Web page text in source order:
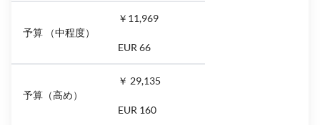
予算 （中程度）
￥11,969
EUR 66
予算（高め）
￥ 29,135
EUR 160